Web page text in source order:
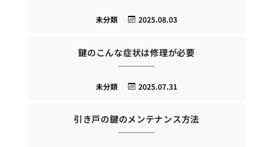
2025.08.03
未分類
鍵のこんな症状は修理が必要
2025.07.31
未分類
引き戸の鍵のメンテナンス方法